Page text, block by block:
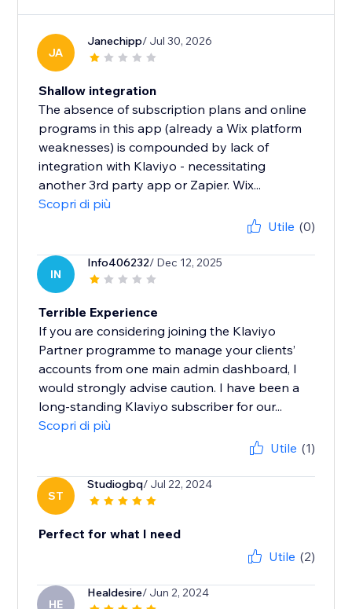
JA
Janechipp/ Jul 30, 2026
Shallow integration
The absence of subscription plans and online
programs in this app (already a Wix platform
weaknesses) is compounded by lack of
integration with Klaviyo - necessitating
another 3rd party app or Zapier. Wix...
Scopri di più
Utile (0)
IN
Info406232/ Dec 12, 2025
Terrible Experience
If you are considering joining the Klaviyo
Partner programme to manage your clients’
accounts from one main admin dashboard, I
would strongly advise caution. I have been a
long-standing Klaviyo subscriber for our...
Scopri di più
Utile (1)
ST
Studiogbq/ Jul 22, 2024
Perfect for what I need
Utile (2)
HE
Healdesire/ Jun 2, 2024